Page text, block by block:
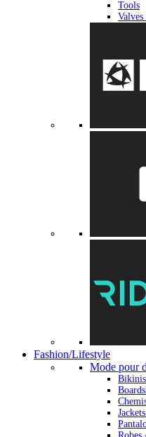
Tools
Fashion/Lifestyle
Mode pour
Bikinis